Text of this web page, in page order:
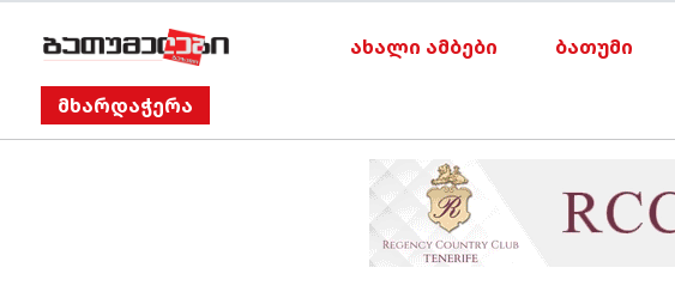
ახალი ამბები ბათუმი
მხარდაჭერა